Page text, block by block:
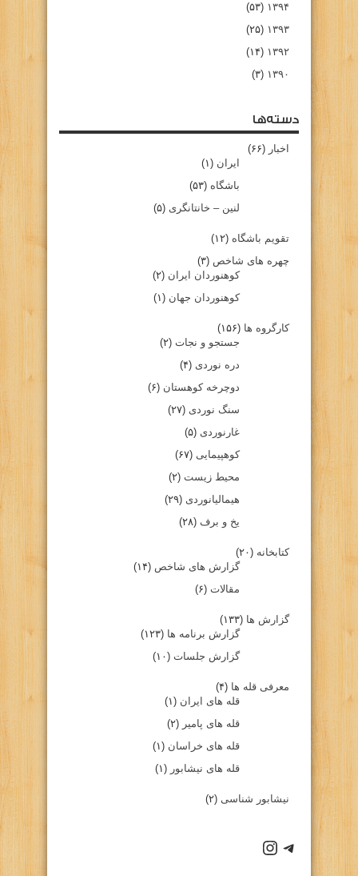
۱۳۹۴ (۵۳)
۱۳۹۳ (۲۵)
۱۳۹۲ (۱۴)
۱۳۹۰ (۳)
دسته‌ها
اخبار (۶۶)
ایران (۱)
باشگاه (۵۳)
لنین – خانتانگری (۵)
تقویم باشگاه (۱۲)
چهره های شاخص (۳)
کوهنوردان ایران (۲)
کوهنوردان جهان (۱)
کارگروه ها (۱۵۶)
جستجو و نجات (۲)
دره نوردی (۴)
دوچرخه کوهستان (۶)
سنگ نوردی (۲۷)
غارنوردی (۵)
کوهپیمایی (۶۷)
محیط زیست (۲)
هیمالیانوردی (۲۹)
یخ و برف (۲۸)
کتابخانه (۲۰)
گزارش های شاخص (۱۴)
مقالات (۶)
گزارش ها (۱۳۳)
گزارش برنامه ها (۱۲۳)
گزارش جلسات (۱۰)
معرفی قله ها (۴)
قله های ایران (۱)
قله های پامیر (۲)
قله های خراسان (۱)
قله های نیشابور (۱)
نیشابور شناسی (۲)
كانال تلگرام باشگاه
صفحه اينستاگرام باشگاه